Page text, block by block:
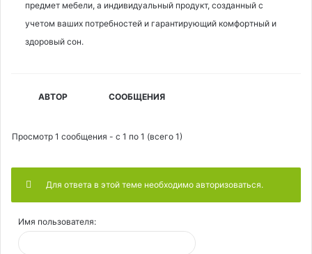
предмет мебели, а индивидуальный продукт, созданный с
учетом ваших потребностей и гарантирующий комфортный и
здоровый сон.
АВТОР СООБЩЕНИЯ
Просмотр 1 сообщения - с 1 по 1 (всего 1)
Для ответа в этой теме необходимо авторизоваться.
Имя пользователя: